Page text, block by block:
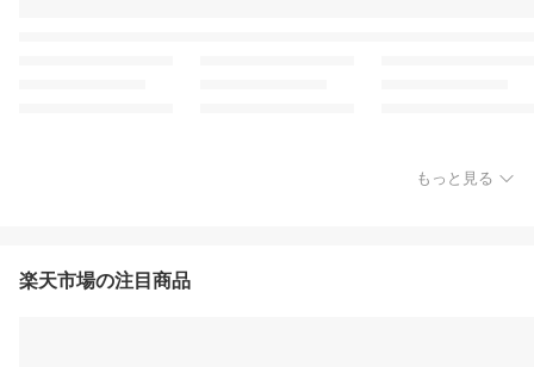
もっと見る
楽天市場の注目商品